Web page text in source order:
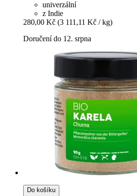
univerzální
z Indie
280,00 Kč (3 111,11 Kč / kg)
Doručení do 12. srpna
Do košíku